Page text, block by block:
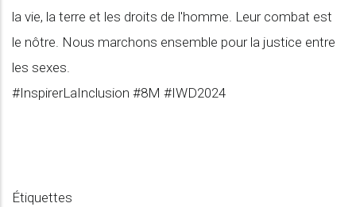
la vie, la terre et les droits de l'homme. Leur combat est
le nôtre. Nous marchons ensemble pour la justice entre
les sexes.
#InspirerLaInclusion #8M #IWD2024
Étiquettes